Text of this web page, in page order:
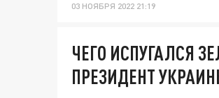
03 НОЯБРЯ 2022 21:19
ЧЕГО ИСПУГАЛСЯ
ПРЕЗИДЕНТ